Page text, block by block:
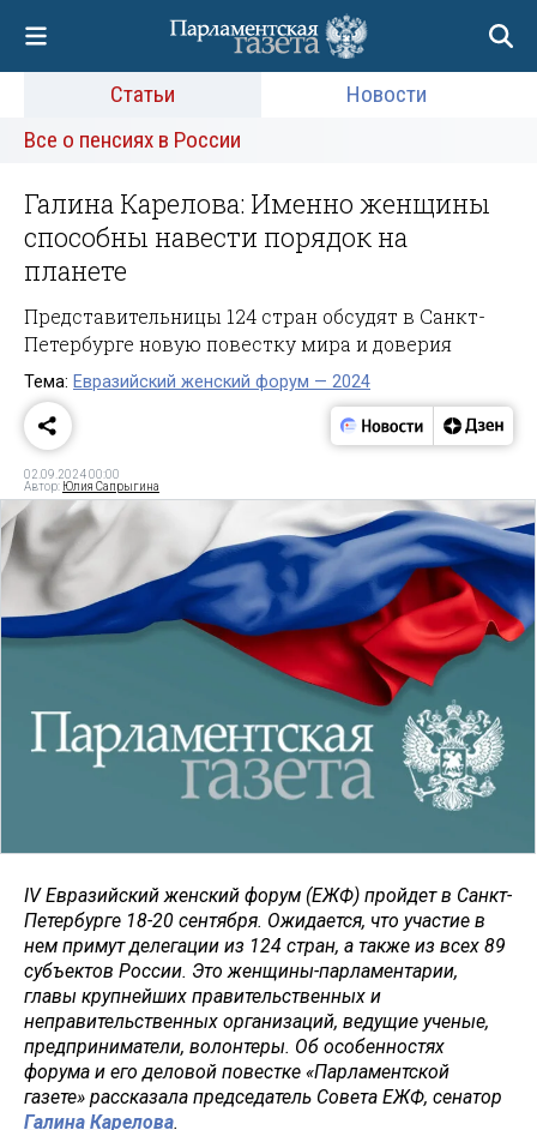
Статьи
Новости
Все о пенсиях в России
Галина Карелова: Именно женщины
способны навести порядок на
планете
Представительницы 124 стран обсудят в Санкт-
Петербурге новую повестку мира и доверия
Тема: Евразийский женский форум — 2024
02.09.2024 00:00
Автор: Юлия Сапрыгина
IV Евразийский женский форум (ЕЖФ) пройдет в Санкт-
Петербурге 18-20 сентября. Ожидается, что участие в
нем примут делегации из 124 стран, а также из всех 89
субъектов России. Это женщины-парламентарии,
главы крупнейших правительственных и
неправительственных организаций, ведущие ученые,
предприниматели, волонтеры. Об особенностях
форума и его деловой повестке «Парламентской
газете» рассказала председатель Совета ЕЖФ, сенатор
Галина Карелова.